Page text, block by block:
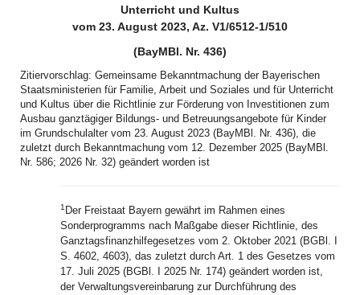
Unterricht und Kultus
vom 23. August 2023, Az. V1/6512-1/510
(BayMBl. Nr. 436)
Zitiervorschlag: Gemeinsame Bekanntmachung der Bayerischen
Staatsministerien für Familie, Arbeit und Soziales und für Unterricht
und Kultus über die Richtlinie zur Förderung von Investitionen zum
Ausbau ganztägiger Bildungs- und Betreuungsangebote für Kinder
im Grundschulalter vom 23. August 2023 (BayMBl. Nr. 436), die
zuletzt durch Bekanntmachung vom 12. Dezember 2025 (BayMBl.
Nr. 586; 2026 Nr. 32) geändert worden ist
1 Der Freistaat Bayern gewährt im Rahmen eines
Sonderprogramms nach Maßgabe dieser Richtlinie, des
Ganztagsfinanzhilfegesetzes vom 2. Oktober 2021 (BGBl. I
S. 4602, 4603), das zuletzt durch Art. 1 des Gesetzes vom
17. Juli 2025 (BGBl. I 2025 Nr. 174) geändert worden ist,
der Verwaltungsvereinbarung zur Durchführung des